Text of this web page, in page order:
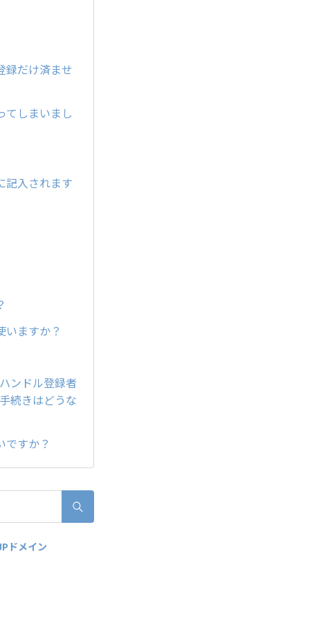
録だけ済ませ
てしまいまし
記入されます
いますか？
ンドル登録者
続きはどうな
ですか？
ドメイン